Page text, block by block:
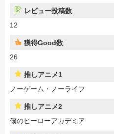
レビュー投稿数
12
獲得Good数
26
推しアニメ1
ノーゲーム・ノーライフ
推しアニメ2
僕のヒーローアカデミア